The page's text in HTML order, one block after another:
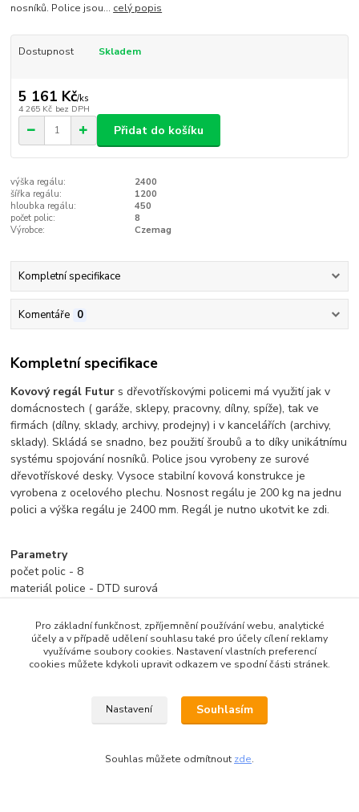
nosníků. Police jsou... celý popis
Dostupnost Skladem
5 161 Kč/ks
4 265 Kč bez DPH
Přidat do košíku
výška regálu:
2400
šířka regálu:
1200
hloubka regálu:
450
počet polic:
8
Výrobce:
Czemag
Kompletní specifikace
Komentáře 0
Kompletní specifikace
Kovový regál Futur s dřevotřískovými policemi má využití jak v
domácnostech ( garáže, sklepy, pracovny, dílny, spíže), tak ve
firmách (dílny, sklady, archivy, prodejny) i v kancelářích (archivy,
sklady). Skládá se snadno, bez použití šroubů a to díky unikátnímu
systému spojování nosníků. Police jsou vyrobeny ze surové
dřevotřískové desky. Vysoce stabilní kovová konstrukce je
vyrobena z ocelového plechu.Nosnost regálu je 200 kg na jednu
polici a výška regálu je 2400 mm. Regál je nutno ukotvit ke zdi.
Parametry
počet polic - 8
materiál police - DTD surová
hloubka - 450 mm
šířka - 1200 mm
výška - 2400mm
nosnost police - 200 kg
Pro základní funkčnost, zpříjemnění používání webu, analytické
účely a v případě udělení souhlasu také pro účely cílení reklamy
využíváme soubory cookies. Nastavení vlastních preferencí
cookies můžete kdykoli upravit odkazem ve spodní části stránek.
Nastavení Souhlasím
Souhlas můžete odmítnout zde.